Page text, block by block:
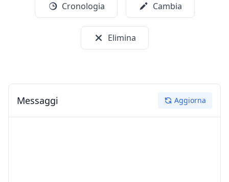
Cronologia Cambia
Elimina
Messaggi Aggiorna